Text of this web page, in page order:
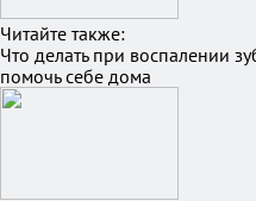
Читайте также:
Что делать при воспалении
помочь себе дома